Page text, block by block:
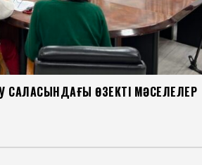
САЛАСЫНДАҒЫ ӨЗЕКТІ МӘСЕЛЕЛЕР